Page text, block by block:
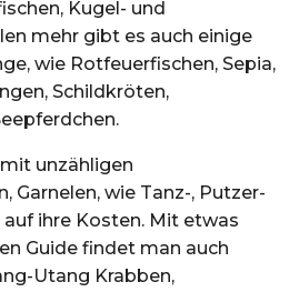
Kugel- und
mehr gibt es auch einige
wie Rotfeuerfischen, Sepia,
Schildkröten,
unzähligen
Garnelen, wie Tanz-, Putzer-
ihre Kosten. Mit etwas
Guide findet man auch
Utang Krabben,